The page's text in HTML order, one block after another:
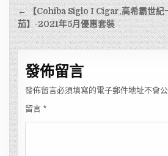
文
章
導
覽
← 【Cohiba Siglo I Cigar,高希霸世紀
茄】-2021年5月優惠套裝
發佈留言
發佈留言必須填寫的電子郵件地址不會公
留言 *